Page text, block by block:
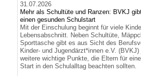
31.07.2026
Mehr als Schultüte und Ranzen: BVKJ
einen gesunden Schulstart
Mit der Einschulung beginnt für viele
Lebensabschnitt. Neben Schultüte,
Sporttasche gibt es aus Sicht des
Kinder- und Jugendärzt*innen e.V.
weitere wichtige Punkte, die Eltern für
Start in den Schulalltag beachten sollten.